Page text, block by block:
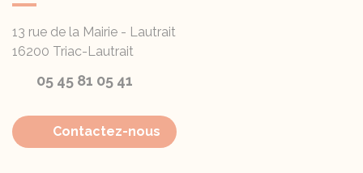
13 rue de la Mairie - Lautrait
16200 Triac-Lautrait
05 45 81 05 41
Contactez-nous